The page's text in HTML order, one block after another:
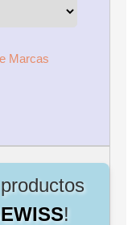
Marcas
productos
!